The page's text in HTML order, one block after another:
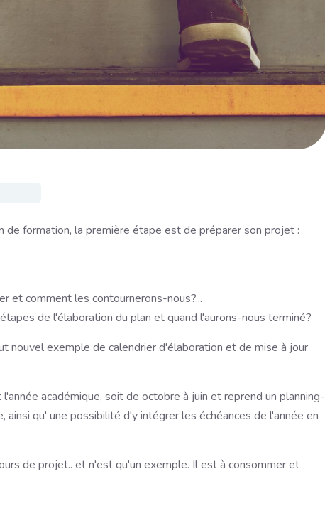
de formation, la première étape est de préparer son projet :
et comment les contournerons-nous?...
de l'élaboration du plan et quand l'aurons-nous terminé?
nouvel exemple de calendrier d'élaboration et de mise à jour
académique, soit de octobre à juin et reprend un planning-
qu' une possibilité d'y intégrer les échéances de l'année en
de projet.. et n'est qu'un exemple. Il est à consommer et